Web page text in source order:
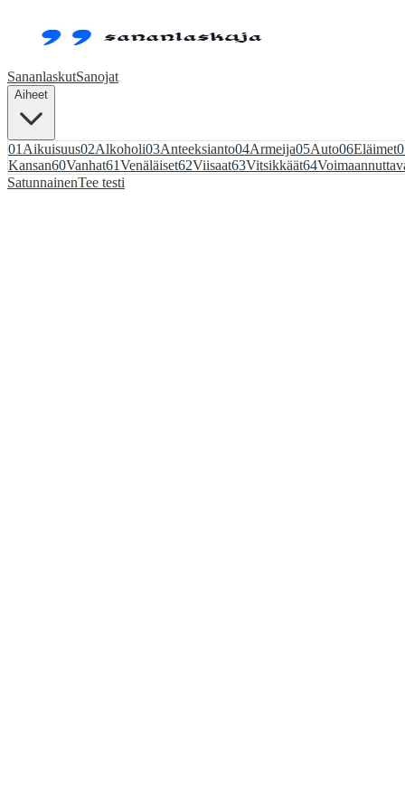
SananlaskutSanojat
Aiheet
01 Aikuisuus02Alkoholi03Anteeksianto04Armeija05Auto06Eläimet
Kansan60Vanhat61Venäläiset62Viisaat63Vitsikkäät64
SatunnainenTee testi